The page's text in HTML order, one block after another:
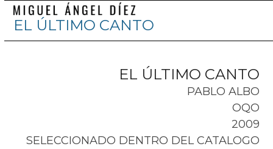
Skip
content
Abrir
menú
Cerrar
menú
EL ÚLTIMO CANTO
EL ÚLTIMO CANTO
PABLO ALBO
OQO
2009
SELECCIONADO DENTRO DEL CATALOGO